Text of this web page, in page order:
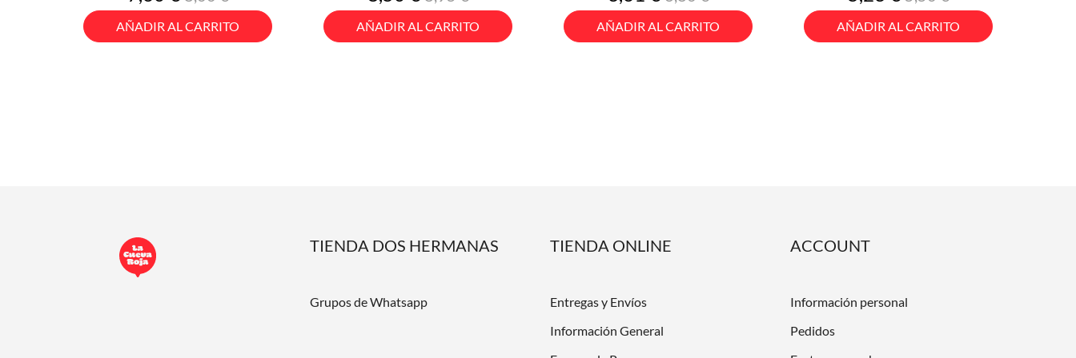
base
AÑADIR AL CARRITO
base
AÑADIR AL CARRITO
base
AÑADIR AL CARRITO
base
AÑADIR AL CARRITO
TIENDA DOS HERMANAS
Grupos de Whatsapp
TIENDA ONLINE
Entregas y Envíos
Información General
ACCOUNT
Información personal
Pedidos